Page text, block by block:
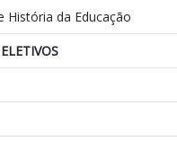
História da Educação